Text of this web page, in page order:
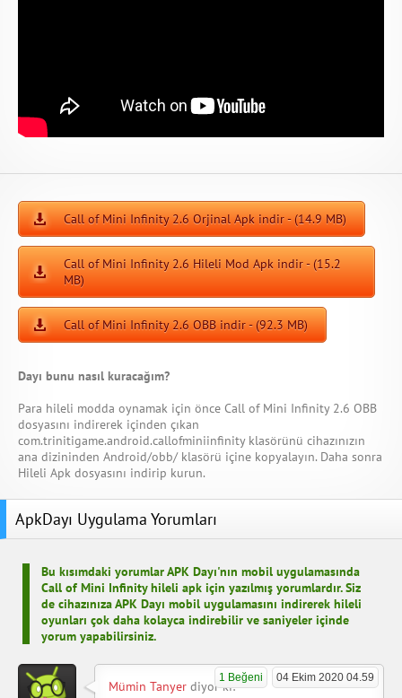
Call of Mini Infinity 2.6 Orjinal Apk indir - (14.9 MB)
Call of Mini Infinity 2.6 Hileli Mod Apk indir - (15.2
MB)
Call of Mini Infinity 2.6 OBB indir - (92.3 MB)
Dayı bunu nasıl kuracağım?
Para hileli modda oynamak için önce Call of Mini Infinity 2.6 OBB
dosyasını indirerek içinden çıkan
com.trinitigame.android.callofminiinfinity klasörünü cihazınızın
ana dizininden Android/obb/ klasörü içine kopyalayın. Daha sonra
Hileli Apk dosyasını indirip kurun.
ApkDayı Uygulama Yorumları
Bu kısımdaki yorumlar APK Dayı'nın mobil uygulamasında
Call of Mini Infinity hileli apk için yazılmış yorumlardır. Siz
de cihazınıza APK Dayı mobil uygulamasını indirerek hileli
oyunları çok daha kolayca indirebilir ve saniyeler içinde
yorum yapabilirsiniz.
04 Ekim 2020 04.59
1 Beğeni
Mümin Tanyer diyor ki: